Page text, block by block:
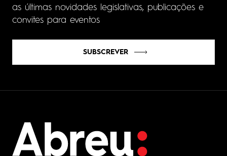
as últimas novidades legislativas, publicações e
convites para eventos
SUBSCREVER